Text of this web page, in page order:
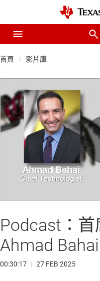
首頁 影片庫
Podcast：
Ahmad
00:30:17 | 27 FEB 2025